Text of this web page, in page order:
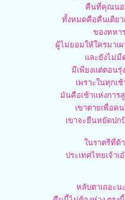
คืนที่คุณนอ
ทั้งหมดคือคืนเดียว
ของทหา
ผู้ไม่ยอมให้ใครมาเผ
และยังไม่
มีเพียงแต่ตอนรุ่
เพราะในทุกเ
มันคือเช้าแห่งการ
เขาตายเพื่อค
เขาจะยืนหยัดป
ในราตรีที่ด้
ประเทศไทยเจ้า
หลับตาเถอะน